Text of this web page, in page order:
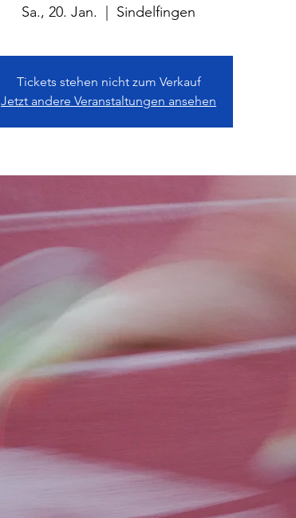
Sa., 20. Jan. Sindelfingen
Tickets stehen nicht zum Verkauf
Jetzt andere Veranstaltungen ansehen